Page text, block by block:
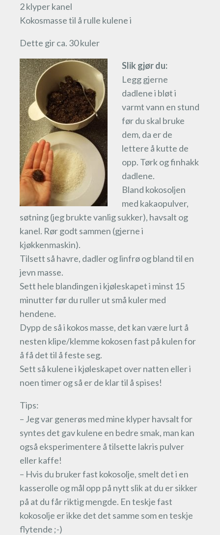
2 klyper kanel
Kokosmasse til å rulle kulene i
Dette gir ca. 30 kuler
Slik gjør du:
Legg gjerne
dadlene i bløt i
varmt vann en stund
før du skal bruke
dem, da er de
lettere å kutte de
opp. Tørk og finhakk
dadlene.
Bland kokosoljen
med kakaopulver,
søtning (jeg brukte vanlig sukker), havsalt og
kanel. Rør godt sammen (gjerne i
kjøkkenmaskin).
Tilsett så havre, dadler og linfrø og bland til en
jevn masse.
Sett hele blandingen i kjøleskapet i minst 15
minutter før du ruller ut små kuler med
hendene.
Dypp de så i kokos masse, det kan være lurt å
nesten klipe/klemme kokosen fast på kulen for
å få det til å feste seg.
Sett så kulene i kjøleskapet over natten eller i
noen timer og så er de klar til å spises!
Tips:
– Jeg var generøs med mine klyper havsalt for
syntes det gav kulene en bedre smak, man kan
også eksperimentere å tilsette lakris pulver
eller kaffe!
– Hvis du bruker fast kokosolje, smelt det i en
kasserolle og mål opp på nytt slik at du er sikker
på at du får riktig mengde. En teskje fast
kokosolje er ikke det det samme som en teskje
flytende ;-)